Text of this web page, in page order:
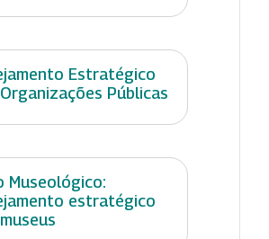
Estratégico
Públicas
Museológico:
estratégico